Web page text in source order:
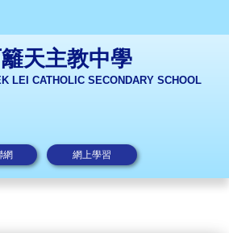
天主教中學
LEI CATHOLIC SECONDARY SCHOOL
網 網上學習